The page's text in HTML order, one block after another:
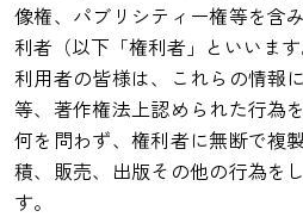
像権、パブリシティー権等を含
利者（以下「権利者」といいます
利用者の皆様は、これらの情報
等、著作権法上認められた行為
何を問わず、権利者に無断で複
積、販売、出版その他の行為を
す。